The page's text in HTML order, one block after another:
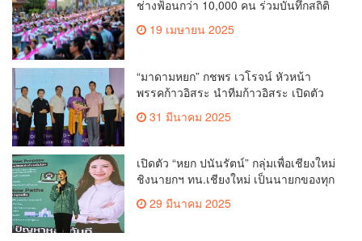
ช่างฟ้อนกว่า 10,000 คน ร่วมบันทึกสถิติ
โลก Guinness World Records สำเร็จ
ทำลายสถิติ 7,218 คน เฉลิมฉลองใน
เมืองเชียงใหม่
19 เมษายน 2025
“มาดามหยก” กชพร เวโรจน์ หัวหน้า
พรรคก้าวอิสระ นำทีมก้าวอิสระ เปิดตัว
“การย์วิชญ์ วงษ์ทอง” ชิงนายกเทศมนตรี
นครเชียงใหม่พร้อม ผู้สมัคร สท.ครบ4
31 มีนาคม 2025
เปิดตัว “หยก ปนันรัตน์” กลุ่มเพื่อเชียงใหม่
ชิงนายกฯ ทน.เชียงใหม่ เป็นนายกของทุก
สีทุกวัย พร้อมผู้สมัคร สท.ครบทุกแขวง
29 มีนาคม 2025